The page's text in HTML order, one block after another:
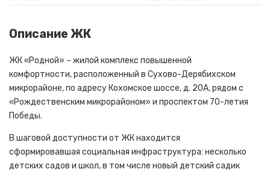
Описание ЖК
ЖК «Родной» – жилой комплекс повышенной
комфортности, расположенный в Сухово-Дерябихском
микрорайоне, по адресу Кохомское шоссе, д. 20А, рядом с
«Рождественским микрорайоном» и проспектом 70-летия
Победы.
В шаговой доступности от ЖК находится
сформировавшая социальная инфраструктура: несколько
детских садов и школ, в том числе новый детский садик